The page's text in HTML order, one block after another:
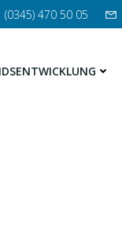
(0345) 470 50 05